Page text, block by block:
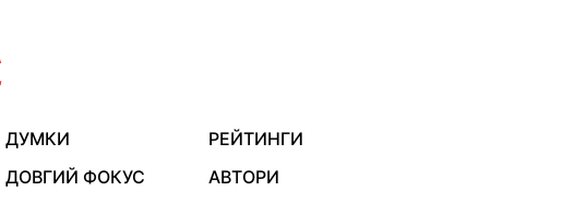
ДУМКИ
РЕЙТИНГИ
ДОВГИЙ ФОКУС
АВТОРИ